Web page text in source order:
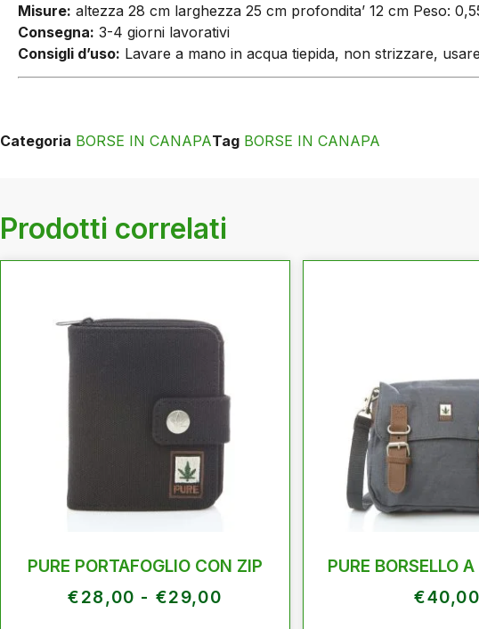
Misure: altezza 28 cm larghezza 25 cm profondita’ 12 cm Peso:
Consegna: 3-4 giorni lavorativi
Consigli d’uso: Lavare a mano in acqua tiepida, non strizzare,
Categoria BORSE IN CANAPATag BORSE IN CANAPA
Prodotti correlati
PURE PORTAFOGLIO CON ZIP
€28,00 - €29,00
PURE BORSELLO
€40,00